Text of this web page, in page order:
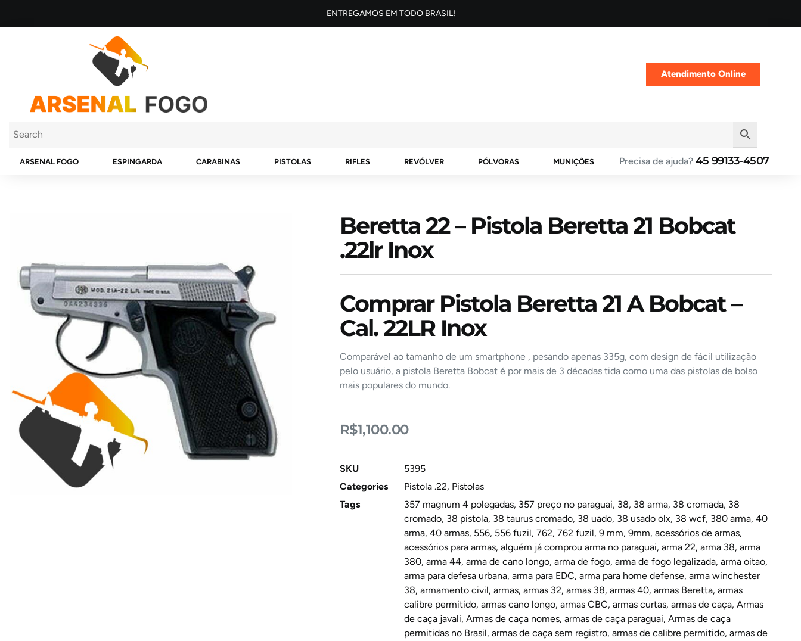
ENTREGAMOS EM TODO BRASIL!
Atendimento Online
ARSENAL FOGO ESPINGARDA CARABINAS PISTOLAS RIFLES REVÓLVER PÓLVORAS MUNIÇÕES Precisa de ajuda? 45 99133-4507
Beretta 22 – Pistola Beretta 21 Bobcat
.22lr Inox
Comprar Pistola Beretta 21 A Bobcat –
Cal. 22LR Inox
Comparável ao tamanho de um smartphone , pesando apenas 335g, com design de fácil utilização
pelo usuário, a pistola Beretta Bobcat é por mais de 3 décadas tida como uma das pistolas de bolso
mais populares do mundo.
R$1,100.00
SKU
5395
Categories
Pistola .22, Pistolas
Tags
357 magnum 4 polegadas, 357 preço no paraguai, 38, 38 arma, 38 cromada, 38
cromado, 38 pistola, 38 taurus cromado, 38 uado, 38 usado olx, 38 wcf, 380 arma, 40
arma, 40 armas, 556, 556 fuzil, 762, 762 fuzil, 9 mm, 9mm, acessórios de armas,
acessórios para armas, alguém já comprou arma no paraguai, arma 22, arma 38, arma
380, arma 44, arma de cano longo, arma de fogo, arma de fogo legalizada, arma oitao,
arma para defesa urbana, arma para EDC, arma para home defense, arma winchester
38, armamento civil, armas, armas 32, armas 38, armas 40, armas Beretta, armas
calibre permitido, armas cano longo, armas CBC, armas curtas, armas de caça, Armas
de caça javali, Armas de caça nomes, armas de caça paraguai, Armas de caça
permitidas no Brasil, armas de caça sem registro, armas de calibre permitido, armas de